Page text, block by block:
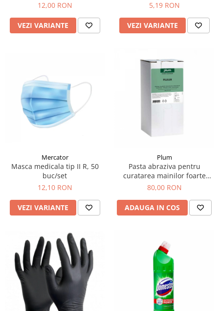
12,00 RON
VEZI VARIANTE
5,19 RON
VEZI VARIANTE
Mercator
Masca medicala tip II R, 50
buc/set
12,10 RON
VEZI VARIANTE
Plum
Pasta abraziva pentru
curatarea mainilor foarte
murdare
80,00 RON
ADAUGA IN COS